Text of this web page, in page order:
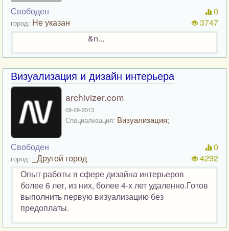
Свободен
город: Не указан
0
3747
&n...
Визуализация и дизайн интерьера
archivizer.com
09-09-2013
Специализация: Визуализация;
Свободен
город: _Другой город
0
4292
Опыт работы в сфере дизайна интерьеров
более 6 лет, из них, более 4-х лет удаленно.Готов
выполнить первую визуализацию без
предоплаты.